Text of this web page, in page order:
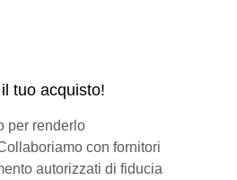
tuo acquisto!
per renderlo
con fornitori
autorizzati di fiducia